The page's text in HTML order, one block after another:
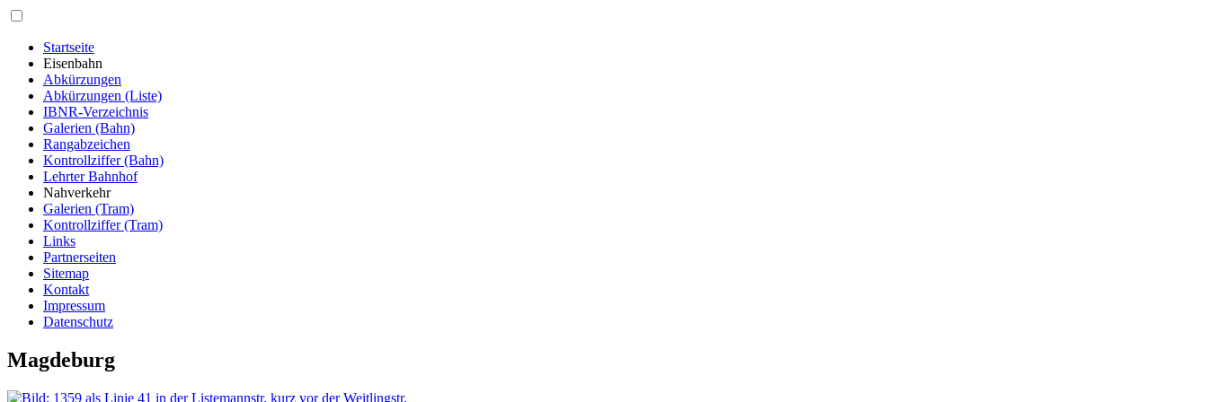
Startseite
Eisenbahn
Abkürzungen
Abkürzungen (Liste)
IBNR-Verzeichnis
Galerien (Bahn)
Rangabzeichen
Kontrollziffer (Bahn)
Lehrter Bahnhof
Nahverkehr
Galerien (Tram)
Kontrollziffer (Tram)
Links
Partnerseiten
Sitemap
Kontakt
Impressum
Datenschutz
Magdeburg